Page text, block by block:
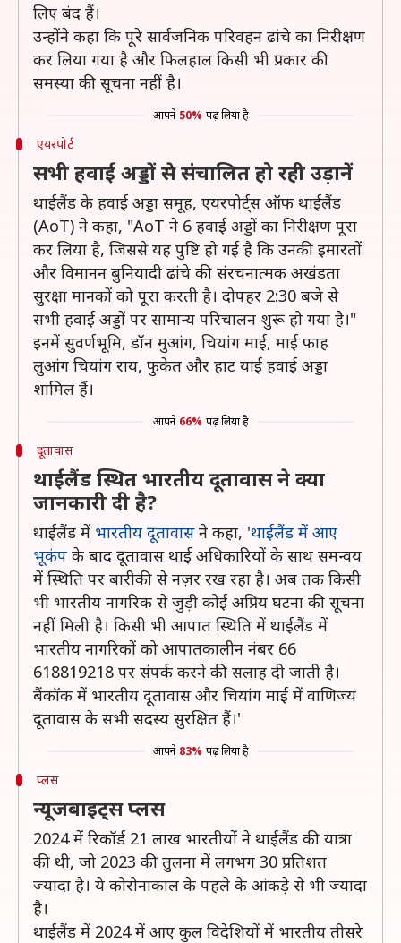
लिए बंद हैं।
उन्होंने कहा कि पूरे सार्वजनिक परिवहन ढांचे का निरीक्षण
कर लिया गया है और फिलहाल किसी भी प्रकार की
समस्या की सूचना नहीं है।
आपने 50% पढ़ लिया है
एयरपोर्ट
सभी हवाई अड्डों से संचालित हो रही उड़ानें
थाईलैंड के हवाई अड्डा समूह, एयरपोर्ट्स ऑफ थाईलैंड
(AoT) ने कहा, "AoT ने 6 हवाई अड्डों का निरीक्षण पूरा
कर लिया है, जिससे यह पुष्टि हो गई है कि उनकी इमारतों
और विमानन बुनियादी ढांचे की संरचनात्मक अखंडता
सुरक्षा मानकों को पूरा करती है। दोपहर 2:30 बजे से
सभी हवाई अड्डों पर सामान्य परिचालन शुरू हो गया है।"
इनमें सुवर्णभूमि, डॉन मुआंग, चियांग माई, माई फाह
लुआंग चियांग राय, फुकेत और हाट याई हवाई अड्डा
शामिल हैं।
आपने 66% पढ़ लिया है
दूतावास
थाईलैंड स्थित भारतीय दूतावास ने क्या
जानकारी दी है?
थाईलैंड में भारतीय दूतावासने कहा, 'थाईलैंड में आए
भूकंप के बाद दूतावास थाई अधिकारियों के साथ समन्वय
में स्थिति पर बारीकी से नज़र रख रहा है। अब तक किसी
भी भारतीय नागरिक से जुड़ी कोई अप्रिय घटना की सूचना
नहीं मिली है। किसी भी आपात स्थिति में थाईलैंड में
भारतीय नागरिकों को आपातकालीन नंबर 66
618819218 पर संपर्क करने की सलाह दी जाती है।
बैंकॉक में भारतीय दूतावास और चियांग माई में वाणिज्य
दूतावास के सभी सदस्य सुरक्षित हैं।'
आपने 83% पढ़ लिया है
प्लस
न्यूजबाइट्स प्लस
2024 में रिकॉर्ड 21 लाख भारतीयों ने थाईलैंड की यात्रा
की थी, जो 2023 की तुलना में लगभग 30 प्रतिशत
ज्यादा है। ये कोरोनाकाल के पहले के आंकड़े से भी ज्यादा
है।
थाईलैंड में 2024 में आए कुल विदेशियों में भारतीय तीसरे